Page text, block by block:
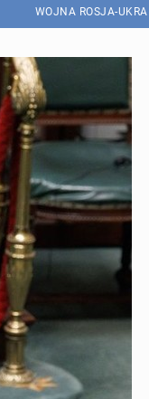
WOJNA ROSJA-